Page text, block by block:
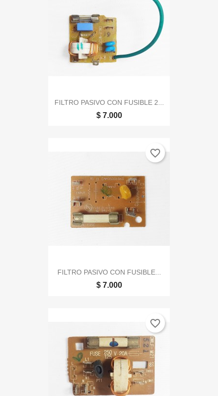
FILTRO PASIVO CON FUSIBLE 2...
$ 7.000
FILTRO PASIVO CON FUSIBLE...
$ 7.000
favorite_border
favorite_border